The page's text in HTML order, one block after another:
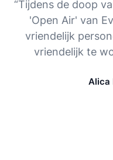
“Tijdens de doop
'Open Air' van
vriendelijk
vriendelijk te
Alica